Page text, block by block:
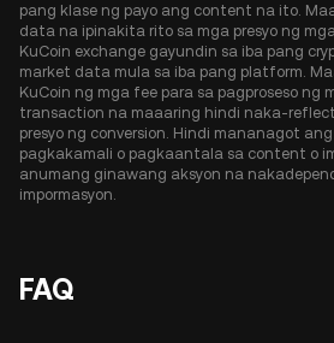
pang klase ng payo ang content na ito.
data na ipinakita rito sa mga presyo ng
KuCoin exchange gayundin sa iba pang
market data mula sa iba pang platform.
KuCoin ng mga fee para sa pagproseso ng
transaction na maaaring hindi naka-
presyo ng conversion. Hindi mananagot
pagkakamali o pagkaantala sa content o
anumang ginawang aksyon na
impormasyon.
FAQ